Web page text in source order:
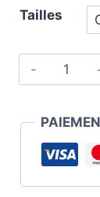
Tailles